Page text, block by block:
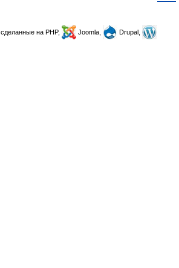
, сделанные на PHP, Joomla,
Drupal,